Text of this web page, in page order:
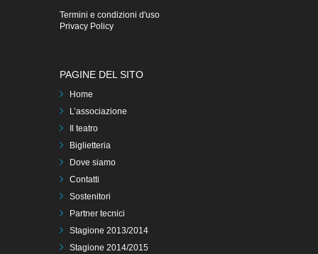
Termini e condizioni d'uso
Privacy Policy
PAGINE DEL SITO
Home
L’associazione
Il teatro
Biglietteria
Dove siamo
Contatti
Sostenitori
Partner tecnici
Stagione 2013/2014
Stagione 2014/2015